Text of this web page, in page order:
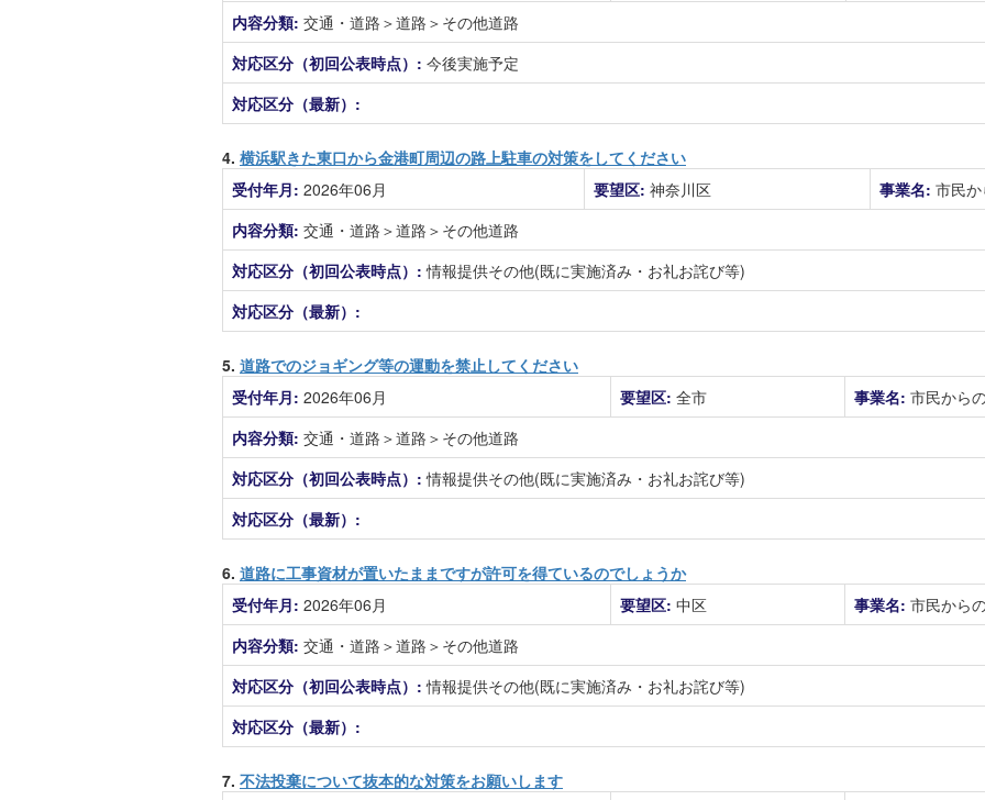
内容分類: 交通・道路＞道路＞その他道路
対応区分（初回公表時点）: 今後実施予定
対応区分（最新）:
4. 横浜駅きた東口から金港町周辺の路上駐車の対策をしてください
受付年月: 2026年06月 要望区: 神奈川区 事業名: 市民
内容分類: 交通・道路＞道路＞その他道路
対応区分（初回公表時点）:情報提供その他(既に実施済み・お礼お詫び等)
対応区分（最新）:
5. 道路でのジョギング等の運動を禁止してください
受付年月: 2026年06月 要望区: 全市 事業名: 市民から
内容分類: 交通・道路＞道路＞その他道路
対応区分（初回公表時点）:情報提供その他(既に実施済み・お礼お詫び等)
対応区分（最新）:
6. 道路に工事資材が置いたままですが許可を得ているのでしょうか
受付年月: 2026年06月 要望区: 中区 事業名: 市民から
内容分類: 交通・道路＞道路＞その他道路
対応区分（初回公表時点）:情報提供その他(既に実施済み・お礼お詫び等)
対応区分（最新）:
7. 不法投棄について抜本的な対策をお願いします